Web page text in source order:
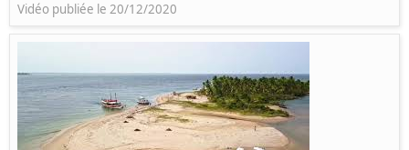
Vidéo publiée le 20/12/2020